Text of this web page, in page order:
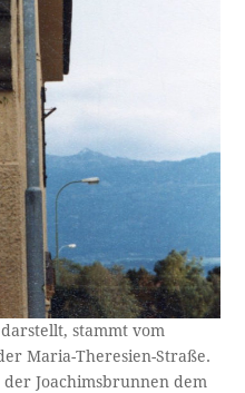
stammt vom
Maria-Theresien-Straße.
Joachimsbrunnen dem